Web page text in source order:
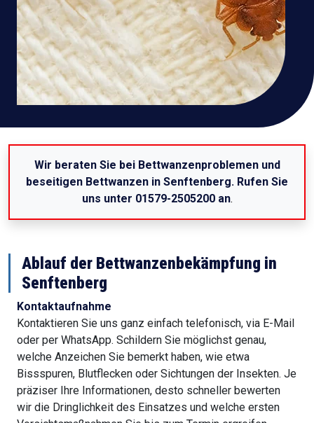
Wir beraten Sie bei Bettwanzenproblemen und
beseitigen Bettwanzen in Senftenberg. Rufen Sie
uns unter 01579-2505200 an.
Ablauf der Bettwanzenbekämpfung in
Senftenberg
Kontaktaufnahme
Kontaktieren Sie uns ganz einfach telefonisch, via E-Mail
oder per WhatsApp. Schildern Sie möglichst genau,
welche Anzeichen Sie bemerkt haben, wie etwa
Bissspuren, Blutflecken oder Sichtungen der Insekten. Je
präziser Ihre Informationen, desto schneller bewerten
wir die Dringlichkeit des Einsatzes und welche ersten